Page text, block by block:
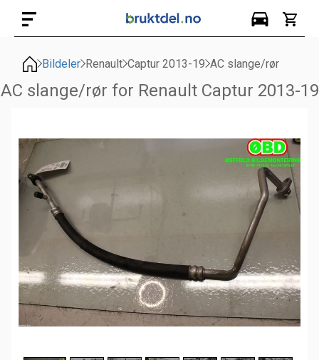
Bildeler Renault Captur 2013-19 AC slange/rør
AC slange/rør for Renault Captur 2013-19